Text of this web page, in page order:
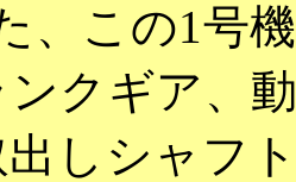
、この1号
クギア、
出しシャフ